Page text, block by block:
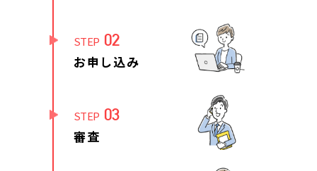
STEP 02
お申し込み
STEP 03
審査